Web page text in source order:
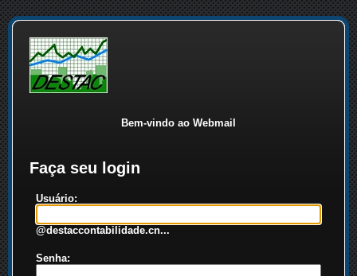
Bem-vindo ao Webmail
Faça seu login
Usuário:
@destaccontabilidade.cn...
Senha: